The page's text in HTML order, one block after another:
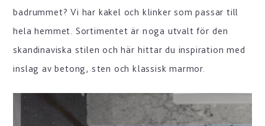
badrummet? Vi har kakel och klinker som passar till
hela hemmet. Sortimentet är noga utvalt för den
skandinaviska stilen och här hittar du inspiration med
inslag av betong, sten och klassisk marmor.